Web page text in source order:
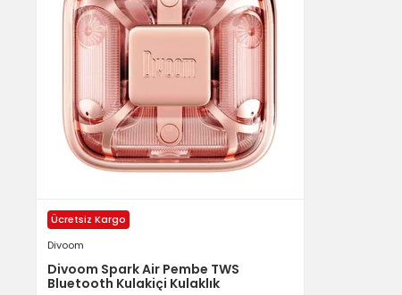
Ücretsiz Kargo
Divoom
Divoom Spark Air Pembe TWS
Bluetooth Kulakiçi Kulaklık